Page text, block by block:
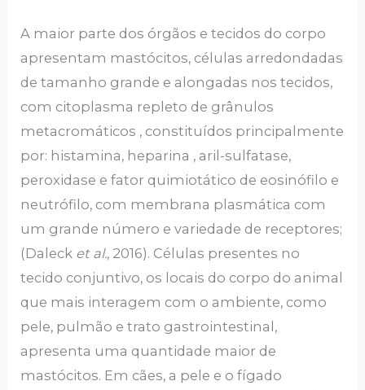
A maior parte dos órgãos e tecidos do corpo
apresentam mastócitos, células arredondadas
de tamanho grande e alongadas nos tecidos,
com citoplasma repleto de grânulos
metacromáticos , constituídos principalmente
por: histamina, heparina , aril-sulfatase,
peroxidase e fator quimiotático de eosinófilo e
neutrófilo, com membrana plasmática com
um grande número e variedade de receptores;
(Daleck et al., 2016). Células presentes no
tecido conjuntivo, os locais do corpo do animal
que mais interagem com o ambiente, como
pele, pulmão e trato gastrointestinal,
apresenta uma quantidade maior de
mastócitos. Em cães, a pele e o fígado